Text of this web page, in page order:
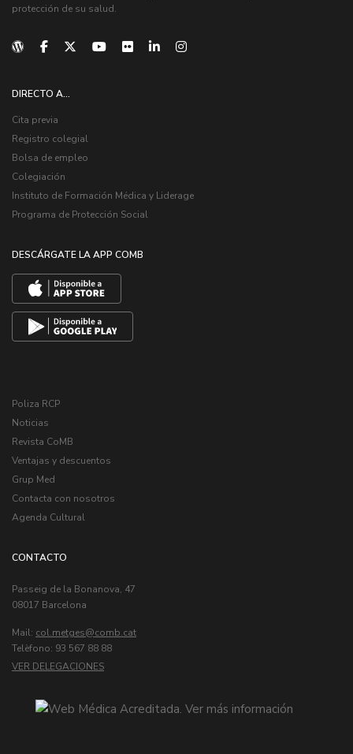
protección de su salud.
DIRECTO A...
Cita previa
Registro colegial
Bolsa de empleo
Colegiación
Instituto de Formación Médica y Liderage
Programa de Protección Social
DESCÁRGATE LA APP COMB
Poliza RCP
Noticias
Revista CoMB
Ventajas y descuentos
Grup Med
Contacta con nosotros
Agenda Cultural
CONTACTO
Passeig de la Bonanova, 47
08017 Barcelona
Mail: col.metges
Telèfono: 93 567 88 88
VER DELEGACIONES